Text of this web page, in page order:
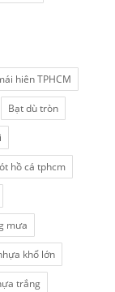
hiên TPHCM
Bạt dù tròn
hồ cá tphcm
mưa
khổ lớn
trắng